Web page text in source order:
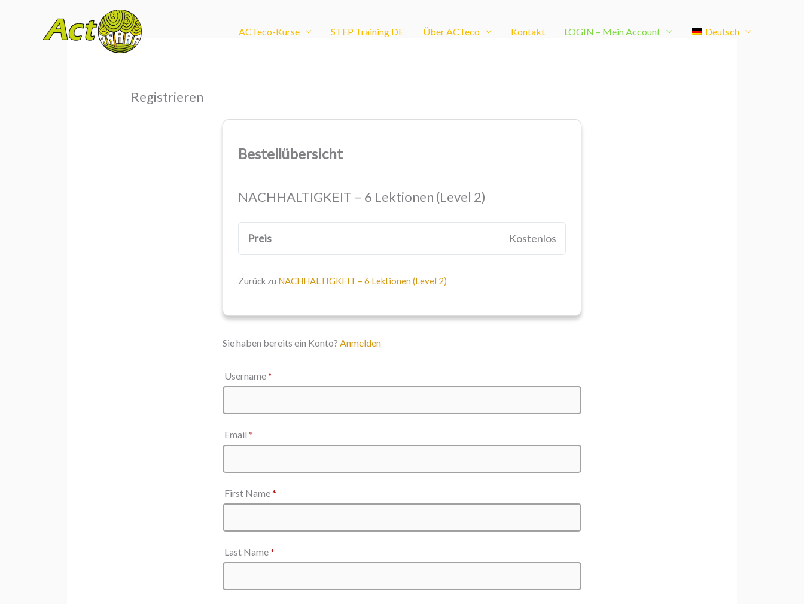
ACTeco-Kurse STEP Training DE Über ACTeco Kontakt LOGIN – Mein Account Deutsch
Registrieren
Bestellübersicht
NACHHALTIGKEIT – 6 Lektionen (Level 2)
Preis Kostenlos
Zurück zu NACHHALTIGKEIT – 6 Lektionen (Level 2)
Sie haben bereits ein Konto? Anmelden
Username*
Email *
First Name*
Last Name*